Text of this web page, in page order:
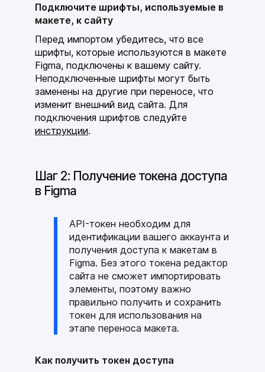
Подключите шрифты, используемые в
макете, к сайту
Перед импортом убедитесь, что все
шрифты, которые используются в макете
Figma, подключены к вашему сайту.
Неподключенные шрифты могут быть
заменены на другие при переносе, что
изменит внешний вид сайта. Для
подключения шрифтов следуйте
инструкции.
Шаг 2: Получение токена доступа
в Figma
API-токен необходим для
идентификации вашего аккаунта и
получения доступа к макетам в
Figma. Без этого токена редактор
сайта не сможет импортировать
элементы, поэтому важно
правильно получить и сохранить
токен для использования на
этапе переноса макета.
Как получить токен доступа